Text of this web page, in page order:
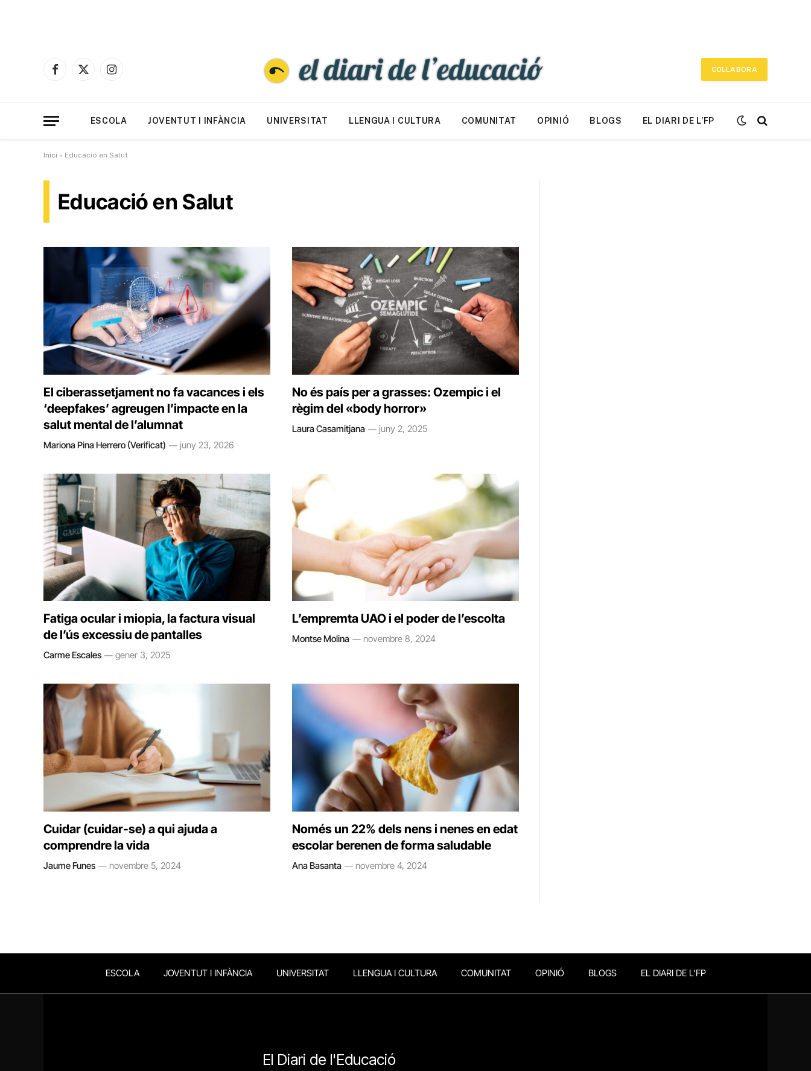
Facebook
X
Instagram
COL·LABORA
ESCOLA JOVENTUT I INFÀNCIA UNIVERSITAT LLENGUA I CULTURA COMUNITAT OPINIÓ BLOGS EL DIARI DE L’FP
Inici » Educació en Salut
Educació en Salut
El ciberassetjament no fa vacances i els
‘deepfakes’ agreugen l’impacte en la
salut mental de l’alumnat
Mariona Pina Herrero (Verificat) juny 23, 2026
No és país per a grasses: Ozempic i el
règim del «body horror»
Laura Casamitjana juny 2, 2025
Fatiga ocular i miopia, la factura visual
de l’ús excessiu de pantalles
Carme Escales gener 3, 2025
L’empremta UAO i el poder de l’escolta
Montse Molina novembre 8, 2024
Cuidar (cuidar-se) a qui ajuda a
comprendre la vida
Jaume Funes novembre 5, 2024
Només un 22% dels nens i nenes en edat
escolar berenen de forma saludable
Ana Basanta novembre 4, 2024
ESCOLA JOVENTUT I INFÀNCIA UNIVERSITAT LLENGUA I CULTURA COMUNITAT OPINIÓ BLOGS EL DIARI DE L’FP